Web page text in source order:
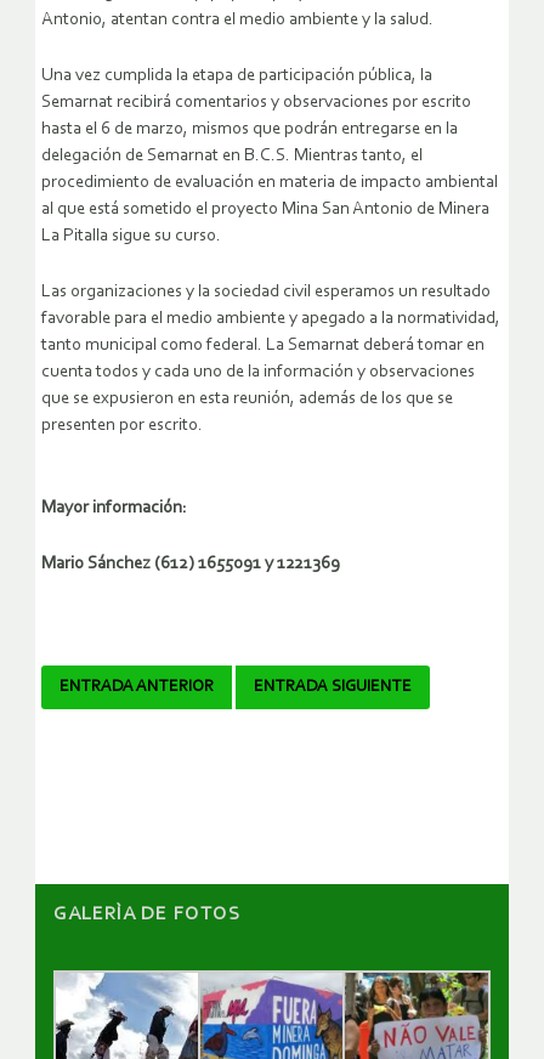
Antonio, atentan contra el medio ambiente y la salud.
Una vez cumplida la etapa de participación pública, la
Semarnat recibirá comentarios y observaciones por escrito
hasta el 6 de marzo, mismos que podrán entregarse en la
delegación de Semarnat en B.C.S. Mientras tanto, el
procedimiento de evaluación en materia de impacto ambiental
al que está sometido el proyecto Mina San Antonio de Minera
La Pitalla sigue su curso.
Las organizaciones y la sociedad civil esperamos un resultado
favorable para el medio ambiente y apegado a la normatividad,
tanto municipal como federal. La Semarnat deberá tomar en
cuenta todos y cada uno de la información y observaciones
que se expusieron en esta reunión, además de los que se
presenten por escrito.
Mayor información:
Mario Sánchez (612) 1655091 y 1221369
Navegador
ENTRADA ANTERIOR ENTRADA SIGUIENTE
GALERÌA DE FOTOS